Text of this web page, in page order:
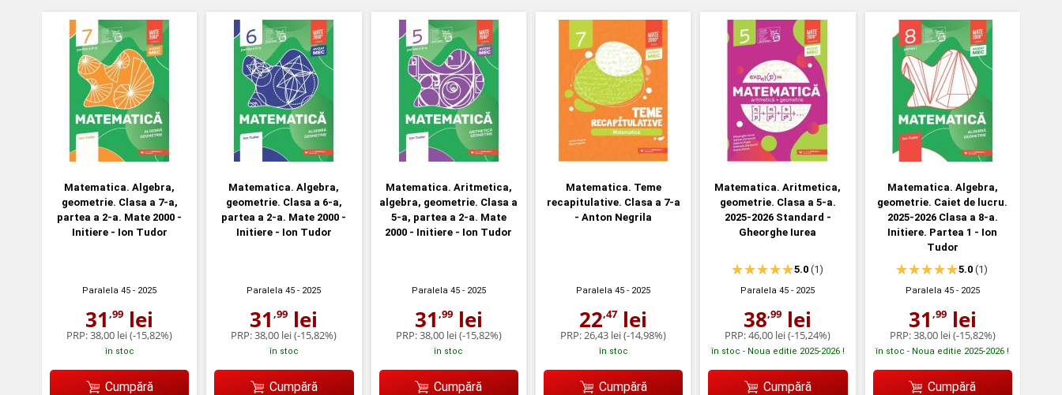
Matematica. Algebra,
geometrie. Clasa a 7-a,
partea a 2-a. Mate 2000 -
Initiere - Ion Tudor
Paralela 45 - 2025
31,99 lei
PRP:38,00 lei(-15,82%)
în stoc
Cumpără
Matematica. Algebra,
geometrie. Clasa a 6-a,
partea a 2-a. Mate 2000 -
Initiere - Ion Tudor
Paralela 45 - 2025
31,99 lei
PRP:38,00 lei(-15,82%)
în stoc
Cumpără
Matematica. Aritmetica,
algebra, geometrie. Clasa a
5-a, partea a 2-a. Mate
2000 - Initiere - Ion Tudor
Paralela 45- 2025
31 ,99lei
PRP:38,00 lei(-15,82%)
în stoc
Cumpără
Matematica. Teme
recapitulative. Clasa a 7-a
- Anton Negrila
Paralela 45 - 2025
22,47 lei
PRP: 26,43 lei(-14,98%)
în stoc
Cumpără
Matematica. Aritmetica,
geometrie. Clasa a 5-a.
2025-2026 Standard -
Gheorghe Iurea
5.0(1)
Paralela 45 - 2025
38,99 lei
PRP:46,00 lei(-15,24%)
în stoc - Noua editie 2025-2026 !
Cumpără
Matematica. Algebra,
geometrie. Caiet de lucru.
2025-2026 Clasa a 8-a.
Initiere. Partea 1 - Ion
Tudor
5.0 (1)
Paralela 45- 2025
31 ,99lei
PRP:38,00 lei(-15,82%)
în stoc - Noua editie 2025-2026 !
Cumpără